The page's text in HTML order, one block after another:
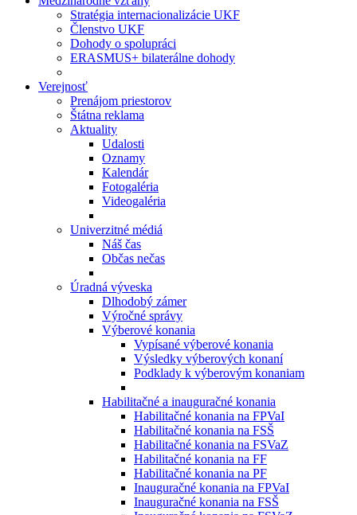
Stratégia internacionalizácie UKF
Členstvo UKF
Dohody o spolupráci
ERASMUS+ bilaterálne dohody
Verejnosť
Prenájom priestorov
Štátna reklama
Aktuality
Udalosti
Oznamy
Kalendár
Fotogaléria
Videogaléria
Univerzitné médiá
Náš čas
Občas nečas
Úradná výveska
Dlhodobý zámer
Výročné správy
Výberové konania
Vypísané výberové konania
Výsledky výberových konaní
Podklady k výberovým konaniam
Habilitačné a inauguračné konania
Habilitačné konania na FPVaI
Habilitačné konania na FSŠ
Habilitačné konania na FSVaZ
Habilitačné konania na FF
Habilitačné konania na PF
Inauguračné konania na FPVaI
Inauguračné konania na FSŠ